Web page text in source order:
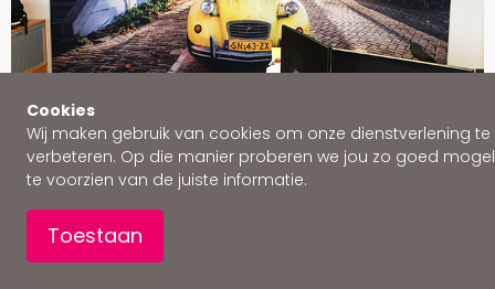
Cookies
Wij maken gebruik van cookies om onze dienstverlening te
verbeteren. Op die manier proberen we jou zo goed
te voorzien van de juiste informatie.
Toestaan